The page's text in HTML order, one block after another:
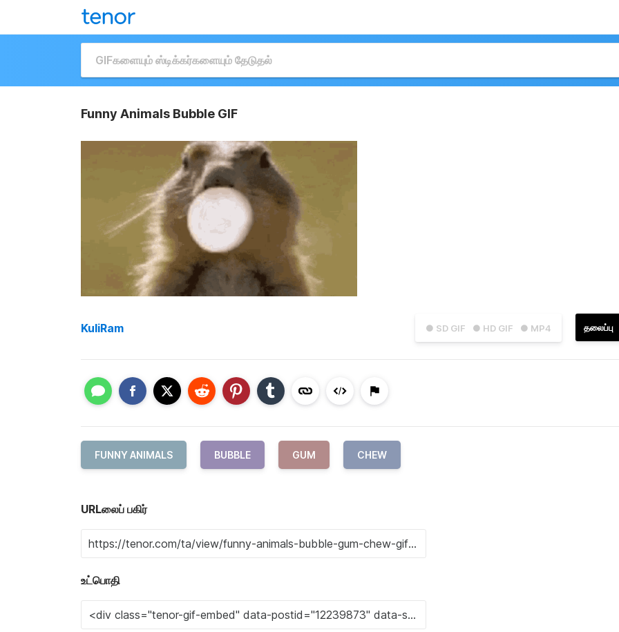
Funny Animals Bubble GIF
● SD GIF ● HD GIF ● MP4 தலைப்பு
KuliRam
FUNNY ANIMALS BUBBLE GUM CHEW
URLலைப் பகிர்
உட்பொதி